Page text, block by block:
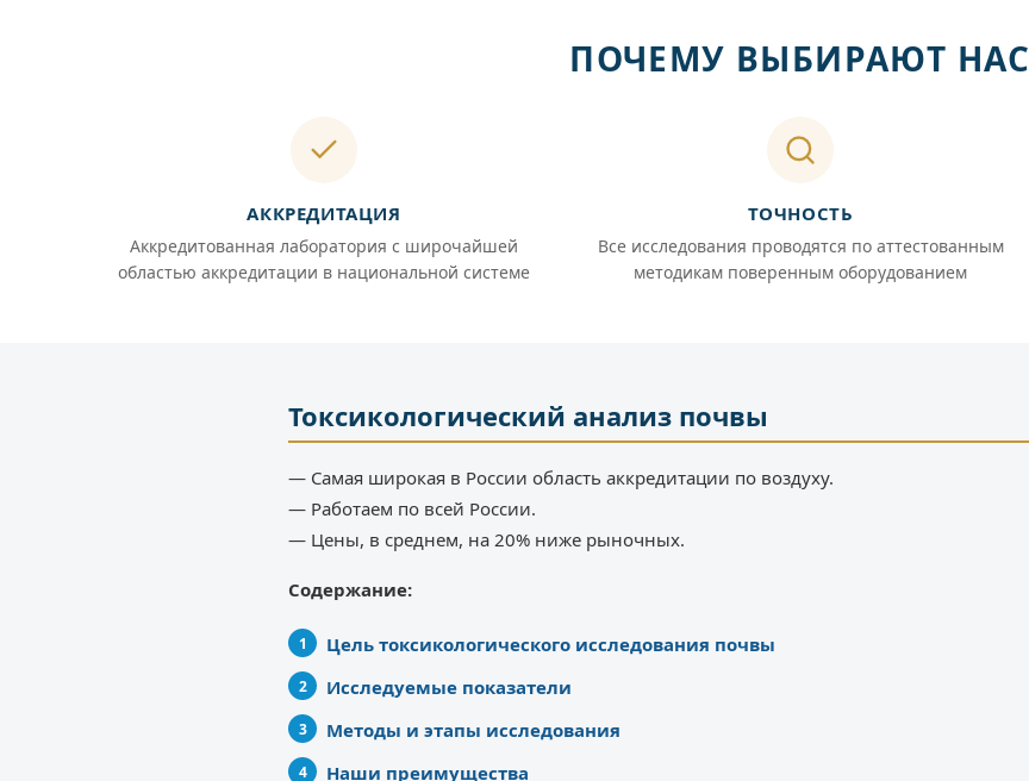
ПОЧЕМУ ВЫБИРАЮТ НАС
АККРЕДИТАЦИЯ
Аккредитованная лаборатория с широчайшей
областью аккредитации в национальной системе
ТОЧНОСТЬ
Все исследования проводятся по аттестованным
методикам поверенным оборудованием
Токсикологический анализ почвы
— Самая широкая в России область аккредитации по воздуху.
— Работаем по всей России.
— Цены, в среднем, на 20% ниже рыночных.
Содержание:
Цель токсикологического исследования почвы
Исследуемые показатели
Методы и этапы исследования
Наши преимущества